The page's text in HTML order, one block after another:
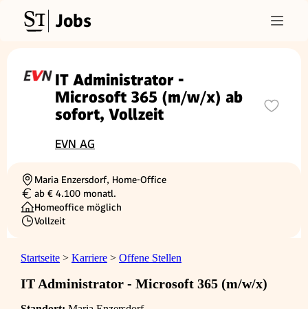
Jobs
IT Administrator -
Microsoft 365 (m/w/x) ab
sofort, Vollzeit
EVN AG
Ortschaft
Maria Enzersdorf, Home-Office
Gehalt
ab € 4.100 monatl.
Homeoffice möglich
Beschäftigungsart
Vollzeit
Startseite > Karriere > Offene Stellen
IT Administrator - Microsoft 365 (m/w/x)